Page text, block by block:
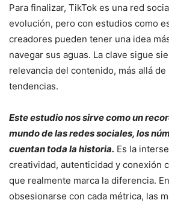
Para finalizar, TikTok es una red
evolución, pero con estudios como
creadores pueden tener una idea
navegar sus aguas. La clave sigue
relevancia del contenido, más allá
tendencias.
Este estudio nos sirve como un
mundo de las redes sociales, los
cuentan toda la historia. Es la
creatividad, autenticidad y conexión
que realmente marca la diferencia.
obsesionarse con cada métrica, las